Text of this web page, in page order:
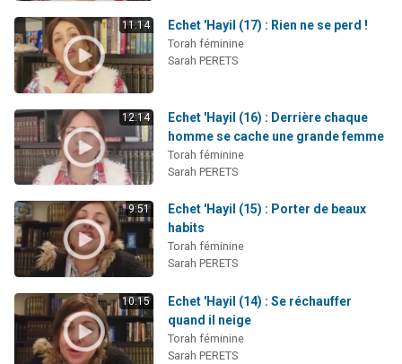
11:14 Echet 'Hayil (17) : Rien ne se perd !
Torah féminine
Sarah PERETS
12:14
Echet 'Hayil (16) : Derrière chaque
homme se cache une grande femme
Torah féminine
Sarah PERETS
9:51
Echet 'Hayil (15) : Porter de beaux
habits
Torah féminine
Sarah PERETS
10:15
Echet 'Hayil (14) : Se réchauffer
quand il neige
Torah féminine
Sarah PERETS